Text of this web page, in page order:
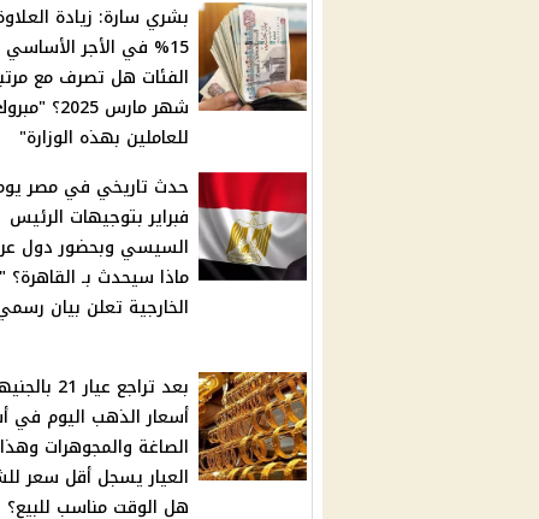
بشري سارة: زيادة
15% في الأجر
الفئات هل تصرف مع
شهر مارس 2025؟
للعاملين بهذه الوزارة"
فبراير بتوجيهات الرئيس
السيسي وبحضور دول
ماذا سيحدث بـ القاهرة؟
الخارجية تعلن بيان
بعد تراجع عيار
أسعار الذهب اليوم في
الصاغة والمجوهرات وهذا
العيار يسجل أقل سعر
هل الوقت مناسب للبيع؟